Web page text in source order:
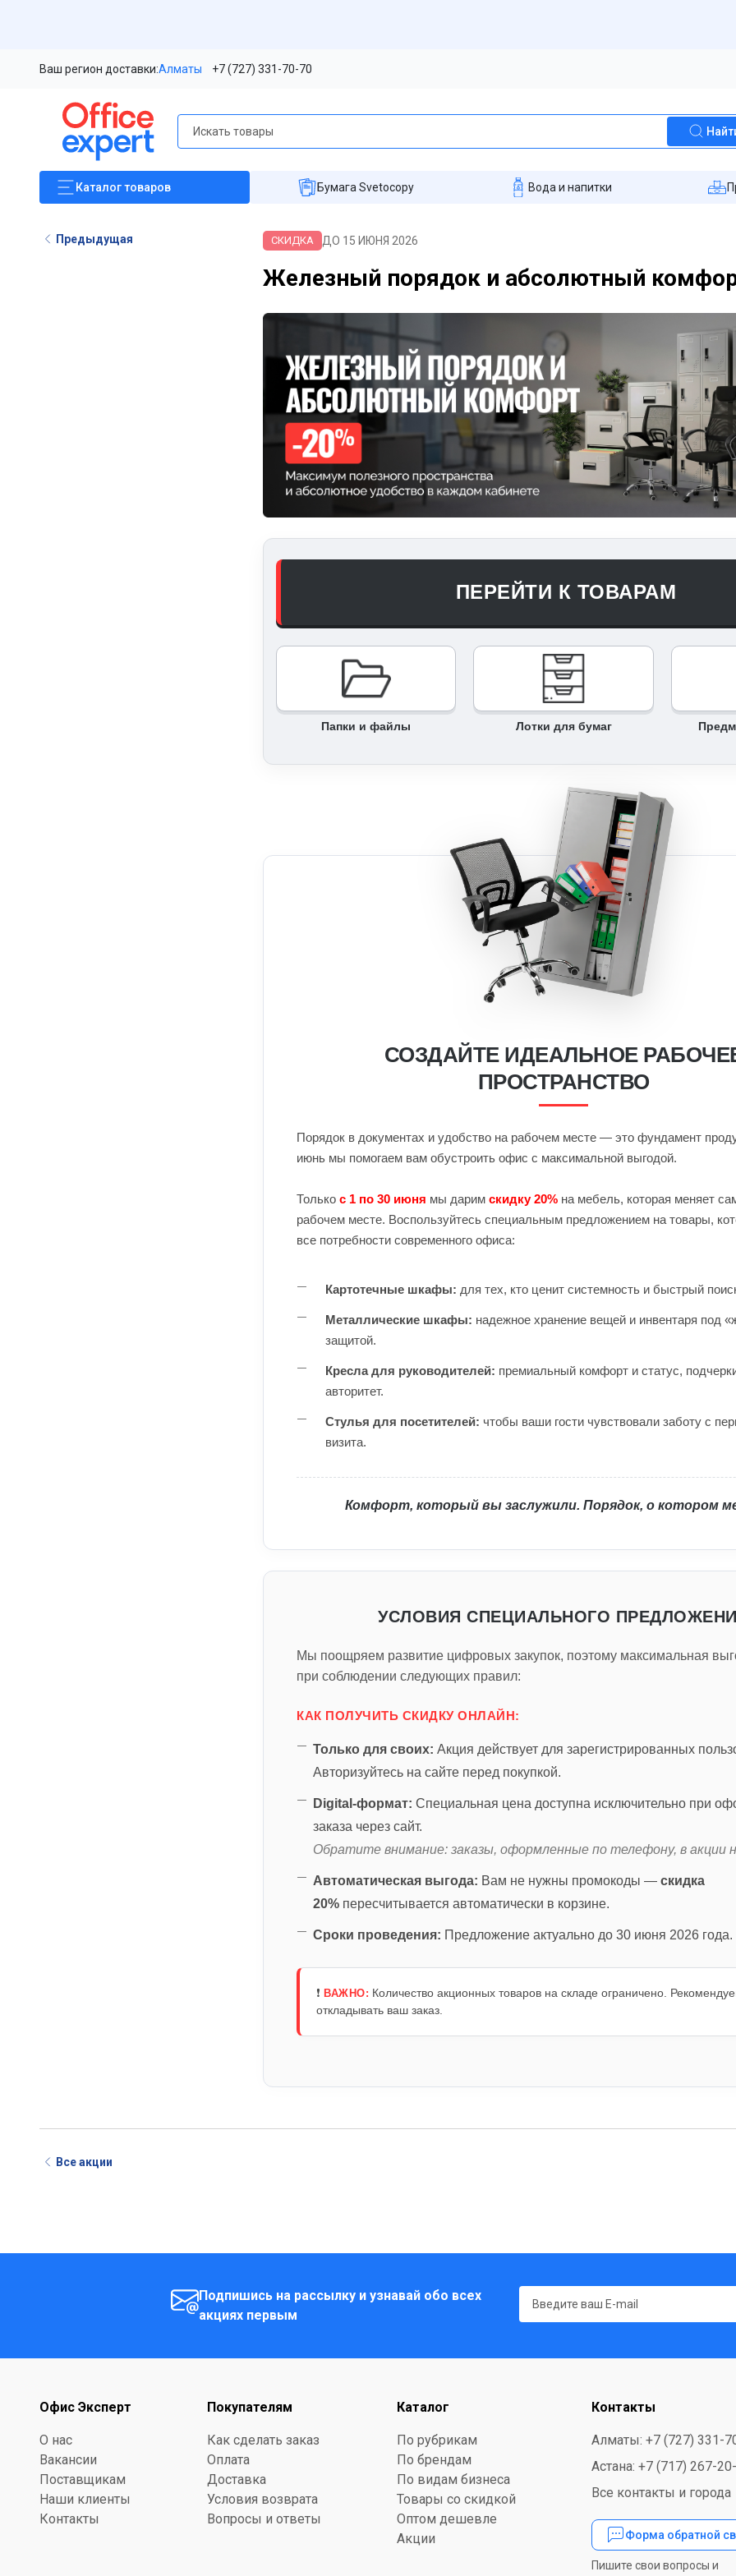
Ваш регион доставки:Алматы +7 (727) 331-70-70
Каталогтоваров Бумага Svetocopy Вода и напитки
Предыдущая СКИДКА ДО 15 ИЮНЯ 2026
Железный порядок и абсолютный
ПЕРЕЙТИ К ТОВАРАМ
Папки и файлы Лотки для бумаг
СОЗДАЙТЕ ИДЕАЛЬНОЕ
ПРОСТРАНСТВО
Порядок в документах и удобство на рабочем месте — это фундамент
июнь мы помогаем вам обустроить офис с максимальной выгодой.
Толькос 1 по 30 июня мы даримскидку 20% на мебель, которая меняет
рабочем месте. Воспользуйтесь специальным предложением на товары,
все потребности современного офиса:
Картотечные шкафы: для тех, кто ценит системность и быстрый
Металлические шкафы: надежное хранение вещей и инвентаря под
защитой.
Кресла для руководителей: премиальный комфорт и статус,
авторитет.
Стулья для посетителей: чтобы ваши гости чувствовали заботу с
визита.
Комфорт, который вы заслужили. Порядок, о котором
УСЛОВИЯ СПЕЦИАЛЬНОГО
Мы поощряем развитие цифровых закупок, поэтому максимальная
при соблюдении следующих правил:
КАК ПОЛУЧИТЬ СКИДКУ ОНЛАЙН:
Только для своих:Акция действует для зарегистрированных
Авторизуйтесь на сайте перед покупкой.
Digital-формат: Специальная цена доступна исключительно при
заказа через сайт.
Обратите внимание: заказы, оформленные по телефону, в акции
Автоматическая выгода: Вам не нужны промокоды —скидка
20% пересчитывается автоматически в корзине.
Сроки проведения: Предложение актуально до 30 июня 2026 года.
❗ВАЖНО: Количество акционных товаров на складе ограничено.
откладывать ваш заказ.
Все акции
Подпишись на рассылку и узнавай обо всех
акциях первым
Офис Эксперт
О нас
Вакансии
Поставщикам
Наши клиенты
Контакты
Покупателям
Как сделать заказ
Оплата
Доставка
Условия возврата
Вопросы и ответы
Каталог
По рубрикам
По брендам
По видам бизнеса
Товары со скидкой
Оптом дешевле
Акции
Контакты
Алматы: +7 (727) 331-
Астана: +7 (717) 267-
Все контакты и города
Форма обратной
Пишите свои вопросы и